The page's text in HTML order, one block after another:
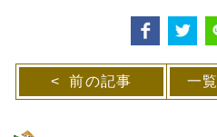
前の記事 一覧